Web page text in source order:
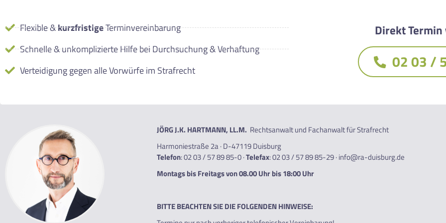
Flexible &kurzfristigeTerminvereinbarung
Schnelle & unkomplizierte Hilfe bei Durchsuchung & Verhaftung
Verteidigung gegen alle Vorwürfe im Strafrecht
Direkt
02 03 /
JÖRG J.K. HARTMANN, LL.M. Rechtsanwalt und Fachanwalt für Strafrecht
Harmoniestraße 2a · D-47119 Duisburg
Telefon:02 03 / 57 89 85-0·Telefax: 02 03 / 57 89 85-29 ·info@ra-duisburg.de
Montags bis Freitags von 08.00 Uhr bis 18:00 Uhr
BITTE BEACHTEN SIE DIE FOLGENDEN HINWEISE: